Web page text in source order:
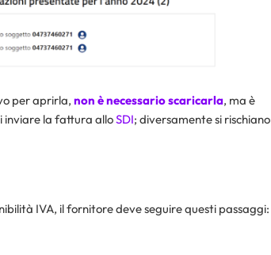
per aprirla, non è necessario scaricarla, ma è
inviare la fattura alloSDI; diversamente si rischiano
IVA, il fornitore deve seguire questi passaggi: